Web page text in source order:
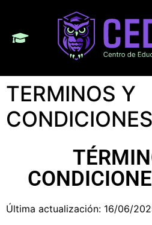
TERMINOS Y
CONDICIONES
Última actualización: 16/06/